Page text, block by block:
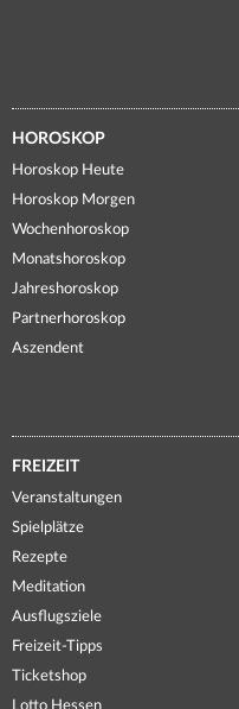
HOROSKOP
Horoskop Heute
Horoskop Morgen
Wochenhoroskop
Monatshoroskop
Jahreshoroskop
Partnerhoroskop
Aszendent
FREIZEIT
Veranstaltungen
Spielplätze
Rezepte
Meditation
Ausflugsziele
Freizeit-Tipps
Ticketshop
Lotto Hessen